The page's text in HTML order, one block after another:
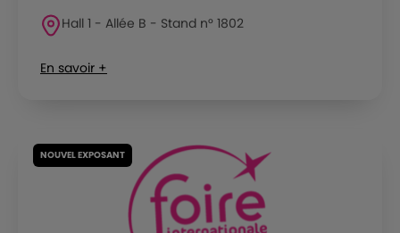
Hall 1 - Allée B - Stand n° 1802
En savoir +
NOUVEL EXPOSANT